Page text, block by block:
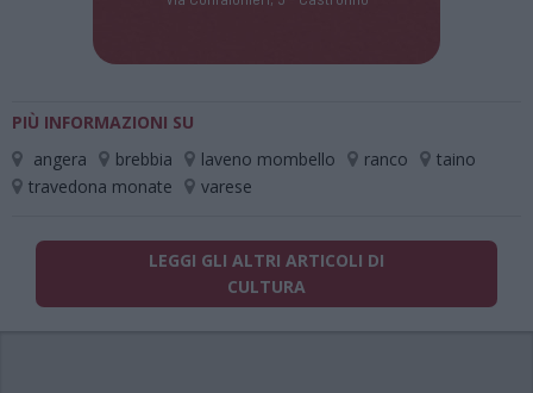
PIÙ INFORMAZIONI SU
angera
brebbia laveno mombello ranco
taino
travedona monate
varese
LEGGI GLI ALTRI ARTICOLI DI
CULTURA